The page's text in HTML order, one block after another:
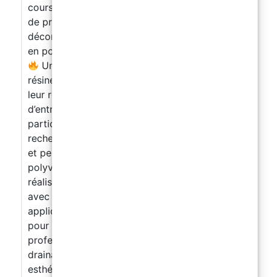
cours, vous pourrez proposer plusieurs types
de prestations très demandées : sols
décoratifs en époxy, sols industriels/garages
en polyaspartique et sols drainants extérieurs.
Un marché en plein essor : les sols en
résine sont de plus en plus recherchés pour
leur résistance, leur durabilité, leur facilité
d’entretien et leur rendu esthétique. Les
particuliers comme les professionnels
recherchent des solutions modernes, solides
et personnalisées.
polyvalent et rentable : Vous apprendrez à :
réaliser des sols décoratifs en résine époxy
avec des effets design et haut de gamme
appliquer des sols polyaspartiques résistants
pour garages, ateliers, entrepôts et locaux
professionnels découvrir la technique du sol
drainant extérieur, une solution moderne,
esthétique et très demandée pour terrasses,